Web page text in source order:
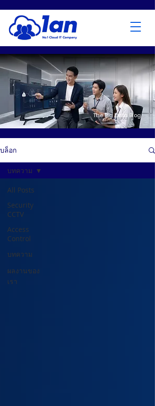
The Big Data Blog
บล็อก
All Posts
Security
CCTV
Access
Control
บทความ
ผลงานของ
เรา
บทความ